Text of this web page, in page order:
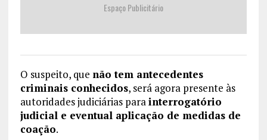
Espaço Publicitário
O suspeito, que não tem antecedentes
criminais conhecidos, será agora presente às
autoridades judiciárias parainterrogatório
judicial e eventual aplicação de medidas de
coação.